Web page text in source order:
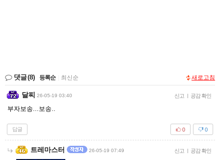
댓글(8) 등록순 최신순 새로고침
달찌 26-05-19 03:40 신고 | 공감 확인
부자보송...보송..
답글 0
0
트레마스터 26-05-19 07:49 신고 | 공감 확인